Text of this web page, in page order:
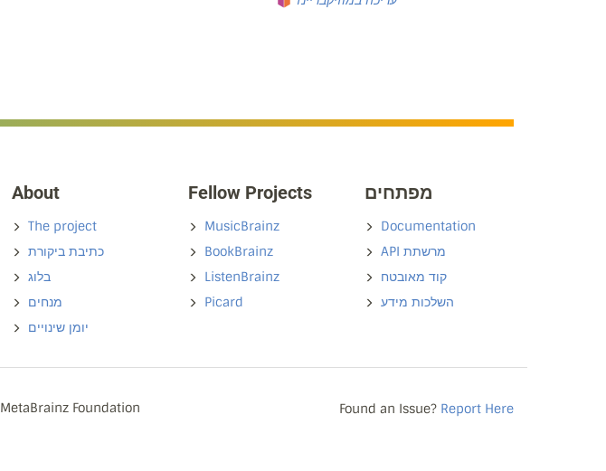
About
The project
כתיבת ביקורת
בלוג
מנחים
יומן שינויים
Fellow Projects
MusicBrainz
BookBrainz
ListenBrainz
Picard
מפתחים
Documentation
API מרשתת
קוד מאובטח
השלכות מידע
MetaBrainz Foundation Found an Issue? Report Here